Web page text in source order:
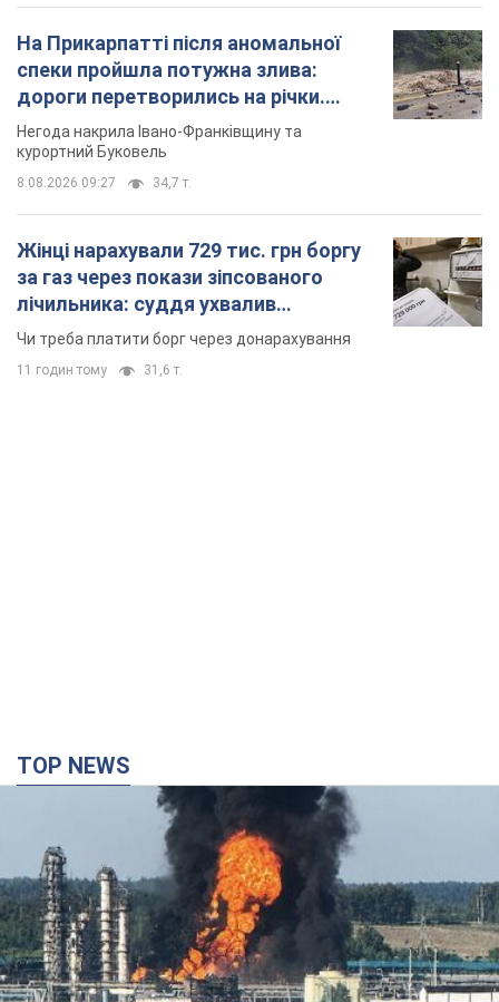
На Прикарпатті після аномальної
спеки пройшла потужна злива:
дороги перетворились на річки.
Відео
Негода накрила Івано-Франківщину та
курортний Буковель
8.08.2026 09:27 34,7 т.
Жінці нарахували 729 тис. грн боргу
за газ через покази зіпсованого
лічильника: суддя ухвалив
неочікуване рішення
Чи треба платити борг через донарахування
11 годин тому 31,6 т.
TOP NEWS